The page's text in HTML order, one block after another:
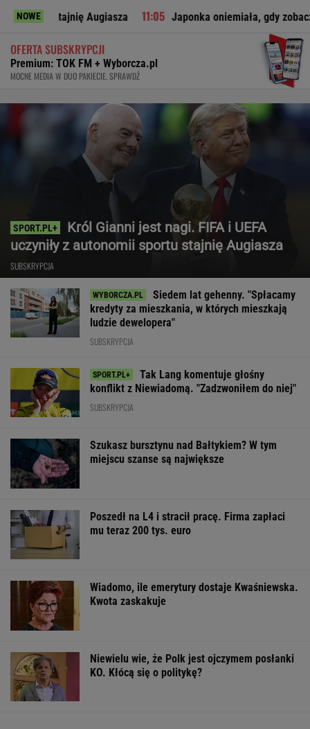
NOWE Japonka oniemiała, gdy zobaczyła to w
OFERTA SUBSKRYPCJI
Premium: TOK FM + Wyborcza.pl
MOCNE MEDIA W DUO PAKIECIE. SPRAWDŹ
Król Gianni jest nagi. FIFA i UEFA
uczyniły z autonomii sportu stajnię Augiasza
SUBSKRYPCJA
Siedem lat gehenny. "Spłacamy
kredyty za mieszkania, w których mieszkają
ludzie dewelopera"
SUBSKRYPCJA
Tak Lang komentuje głośny
konflikt z Niewiadomą. "Zadzwoniłem do niej"
SUBSKRYPCJA
Szukasz bursztynu nad Bałtykiem? W tym
miejscu szanse są największe
Poszedł na L4 i stracił pracę. Firma zapłaci
mu teraz 200 tys. euro
Wiadomo, ile emerytury dostaje Kwaśniewska.
Kwota zaskakuje
Niewielu wie, że Polk jest ojczymem posłanki
KO. Kłócą się o politykę?